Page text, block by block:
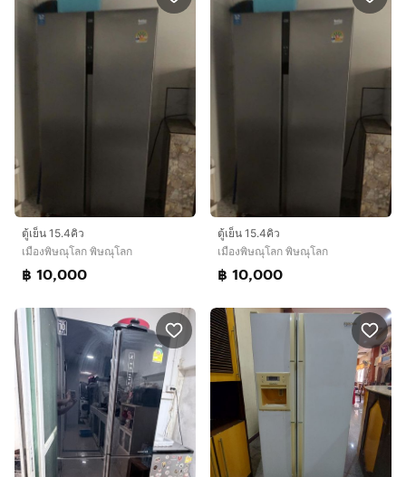
ตู้เย็น 15.4คิว
เมืองพิษณุโลก พิษณุโลก
฿ 10,000
ตู้เย็น 15.4คิว
เมืองพิษณุโลก พิษณุโลก
฿ 10,000